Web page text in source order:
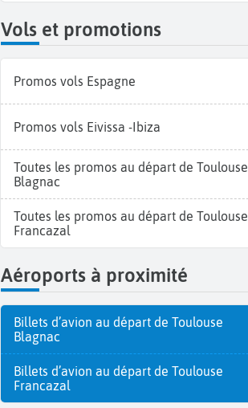
Vols et promotions
Promos vols Espagne
Promos vols Eivissa -Ibiza
Toutes les promos au départ de Toulouse
Blagnac
Toutes les promos au départ de Toulouse
Francazal
Aéroports à proximité
Billets d’avion au départ de Toulouse
Blagnac
Billets d’avion au départ de Toulouse
Francazal